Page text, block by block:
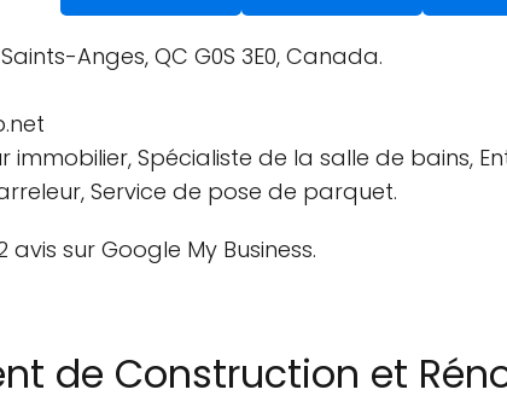
Anges, QC G0S 3E0, Canada.
immobilier, Spécialiste de la salle de bains,
Service de pose de parquet.
sur Google My Business.
de Construction et